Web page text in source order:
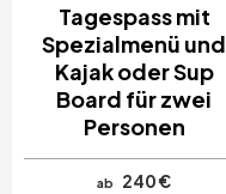
Tagespass mit
Spezialmenü und
Kajak oder Sup
Board für zwei
Personen
ab
240 €